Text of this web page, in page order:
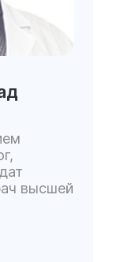
высшей